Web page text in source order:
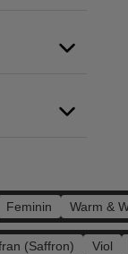
Feminin Warm &
(Saffron) Viol